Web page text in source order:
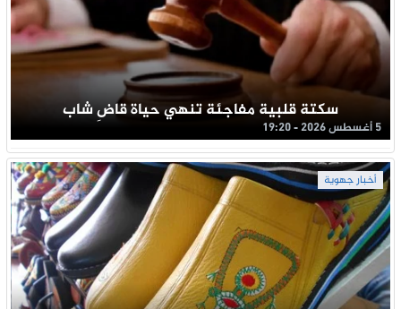
سكتة قلبية مفاجئة تنهي حياة قاضِ شاب
5 أغسطس 2026 - 19:20
أخبار جهوية